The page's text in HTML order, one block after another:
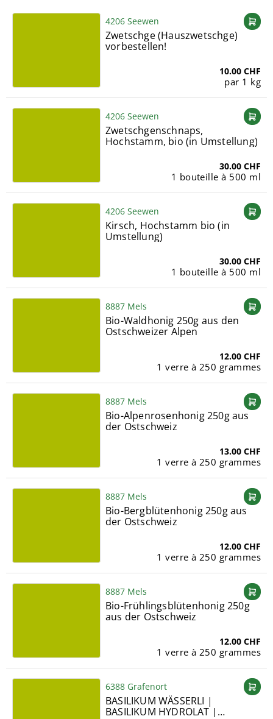
4206 Seewen
Zwetschge (Hauszwetschge)
vorbestellen!
10.00 CHF
par 1 kg
4206 Seewen
Zwetschgenschnaps,
Hochstamm, bio (in Umstellung)
30.00 CHF
1 bouteille à 500 ml
4206 Seewen
Kirsch, Hochstamm bio (in
Umstellung)
30.00 CHF
1 bouteille à 500 ml
8887 Mels
Bio-Waldhonig 250g aus den
Ostschweizer Alpen
12.00 CHF
1 verre à 250 grammes
8887 Mels
Bio-Alpenrosenhonig 250g aus
der Ostschweiz
13.00 CHF
1 verre à 250 grammes
8887 Mels
Bio-Bergblütenhonig 250g aus
der Ostschweiz
12.00 CHF
1 verre à 250 grammes
8887 Mels
Bio-Frühlingsblütenhonig 250g
aus der Ostschweiz
12.00 CHF
1 verre à 250 grammes
6388 Grafenort
BASILIKUM WÄSSERLI |
BASILIKUM HYDROLAT |